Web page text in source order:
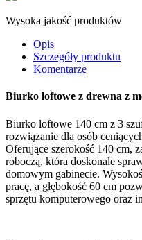
Wysoka jakość produktów
Opis
Szczegóły produktu
Komentarze
Biurko loftowe z drewna z
Biurko loftowe 140 cm z 3
rozwiązanie dla osób
Oferujące szerokość 140 cm,
roboczą, która doskonale
domowym gabinecie.
pracę, a głębokość 60 cm
sprzętu komputerowego oraz